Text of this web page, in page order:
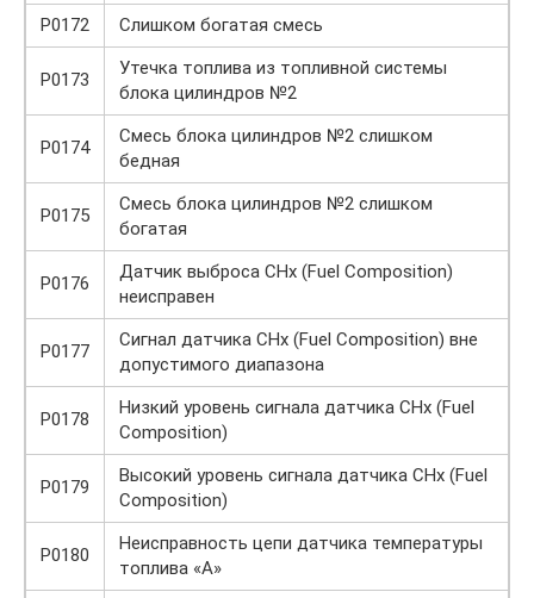
P0172
Слишком богатая смесь
P0173
Утечка топлива из топливной системы
блока цилиндров №2
P0174
Смесь блока цилиндров №2 слишком
бедная
P0175
Смесь блока цилиндров №2 слишком
богатая
P0176
Датчик выброса СНх (Fuel Composition)
неисправен
P0177
Сигнал датчика СНх (Fuel Composition) вне
допустимого диапазона
P0178
Низкий уровень сигнала датчика СНх (Fuel
Composition)
P0179
Высокий уровень сигнала датчика СНх (Fuel
Composition)
P0180
Неисправность цепи датчика температуры
топлива «А»